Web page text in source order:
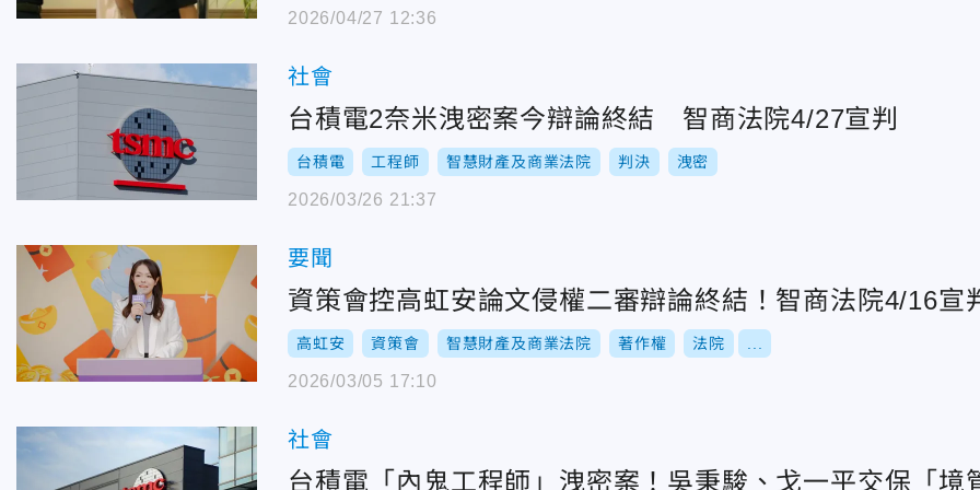
2026/04/27 12:36
社會
台積電2奈米洩密案今辯論終結 智商法院4/27宣判
台積電 工程師 智慧財產及商業法院 判決 洩密
2026/03/26 21:37
要聞
資策會控高虹安論文侵權二審辯論終結！智商法院4/16宣
高虹安 資策會 智慧財產及商業法院 著作權 法院
2026/03/05 17:10
社會
台積電「內鬼工程師」洩密案！吳秉駿、戈一平交保「境